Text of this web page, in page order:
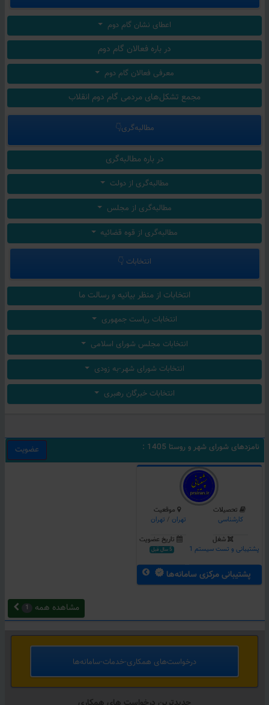
اعطای نشان گام دوم
در باره فعالان گام دوم
معرفی فعالان گام دوم
مجمع تشکل‌های مردمی گام دوم انقلاب
مطالبه‌گری👇
در باره مطالبه‌گری
مطالبه‌گری از دولت
مطالبه‌گری از مجلس
مطالبه‌گری از قوه قضائیه
انتخابات 👇
انتخابات از منظر بیانیه و رسالت ما
انتخابات ریاست جمهوری
انتخابات مجلس شورای اسلامی
انتخابات شورای شهر-به زودی
انتخابات خبرگان رهبری
نامزدهای شورای شهر و روستا 1405 : عضویت
تحصیلات
کارشناسی
موقعیت
تهران / تهران
شغل
پشتیبانی و تست سیستم 1
تاریخ عضویت
5 سال قبل
پشتیبانی مرکزی سامانه‌ها
مشاهده همه 1
درخواست‌های همکاری‌-خدمات-سامانه‌ها